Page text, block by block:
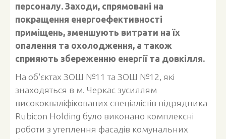
персоналу. Заходи, спрямовані на
покращення енергоефективності
приміщень, зменшують витрати на їх
опалення та охолодження, а також
сприяють збереженню енергії та довкілля.
На об'єктах ЗОШ №11 та ЗОШ №12, які
знаходяться в м. Черкас зусиллям
висококваліфікованих спеціалістів підрядника
Rubicon Holding було виконано комплексні
роботи з утеплення фасадів комунальних